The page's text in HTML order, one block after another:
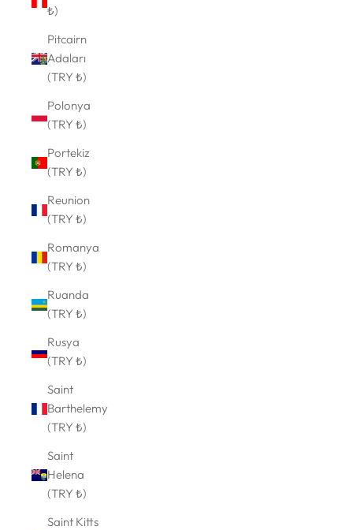
₺)
Pitcairn
Adaları
(TRY ₺)
Polonya
(TRY ₺)
Portekiz
(TRY ₺)
Reunion
(TRY ₺)
Romanya
(TRY ₺)
Ruanda
(TRY ₺)
Rusya
(TRY ₺)
Saint
Barthelemy
(TRY ₺)
Saint
Helena
(TRY ₺)
Saint Kitts